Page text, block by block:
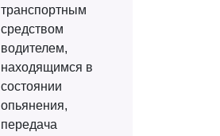
транспортным
средством
водителем,
находящимся в
состоянии
опьянения,
передача